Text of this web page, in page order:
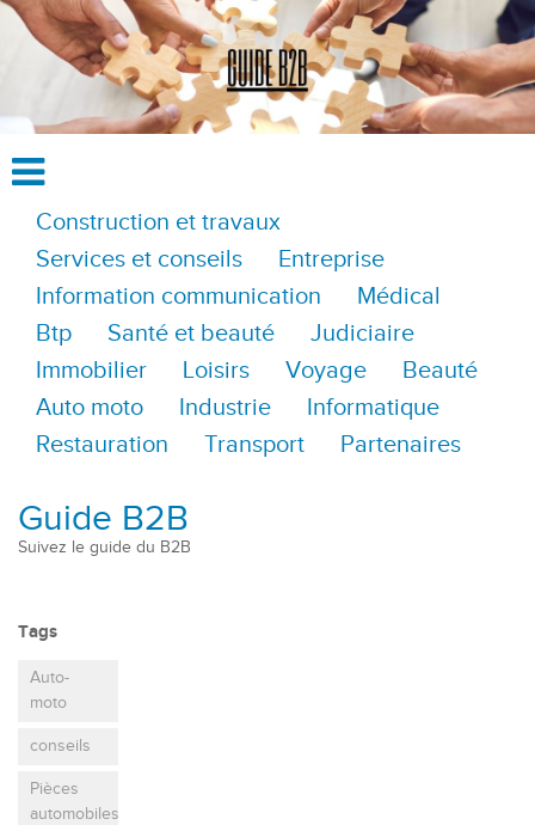
Construction et travaux
Services et conseils
Entreprise
Information communication
Médical
Btp
Santé et beauté
Judiciaire
Immobilier
Loisirs Voyage
Beauté
Auto moto
Industrie
Informatique
Restauration
Transport Partenaires
Guide B2B
Suivez le guide du B2B
Tags
Auto-
moto
conseils
Pièces
automobiles